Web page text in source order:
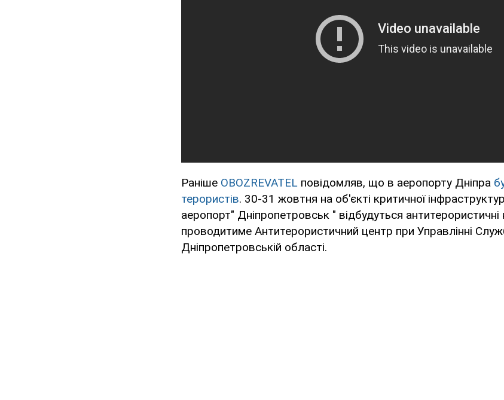
Раніше OBOZREVATEL повідомляв, що в аеропорту Дніпра
терористів. 30-31 жовтня на об'єкті критичної
аеропорт" Дніпропетровськ " відбудуться
проводитиме Антитерористичний центр при Управлінні
Дніпропетровській області.